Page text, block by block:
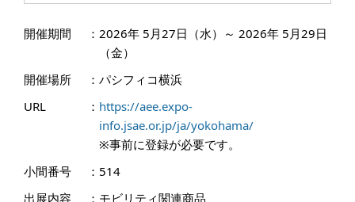
開催期間 ： 2026年 5月27日（水）～ 2026年 5月29日
（金）
開催場所
： パシフィコ横浜
URL
： https://aee.expo-
info.jsae.or.jp/ja/yokohama/
※事前に登録が必要です。
小間番号
： 514
出展内容
： モビリティ関連商品